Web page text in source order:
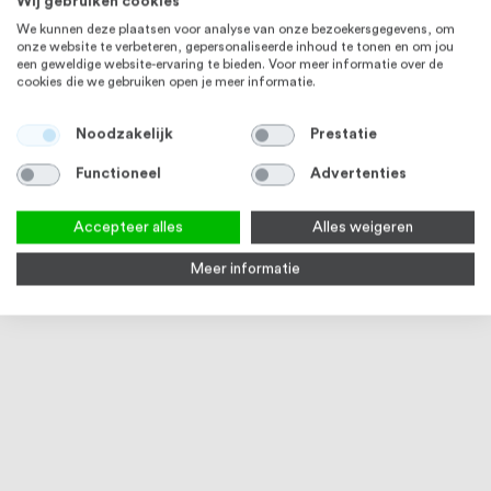
MESSING
We kunnen deze plaatsen voor analyse van onze bezoekersgegevens, om
onze website te verbeteren, gepersonaliseerde inhoud te tonen en om jou
een geweldige website-ervaring te bieden. Voor meer informatie over de
cookies die we gebruiken open je meer informatie.
Noodzakelijk Prestatie
Functioneel Advertenties
Accepteer alles Alles weigeren
Meer informatie